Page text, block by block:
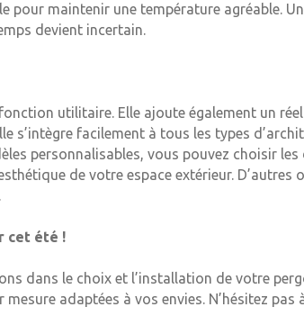
pour maintenir une température agréable.
devient incertain.
utilitaire. Elle ajoute également un
s’intègre facilement à tous les types
personnalisables, vous pouvez choisir
de votre espace extérieur.
cet été !
dans le choix et l’installation de votre
adaptées à vos envies. N’hésitez